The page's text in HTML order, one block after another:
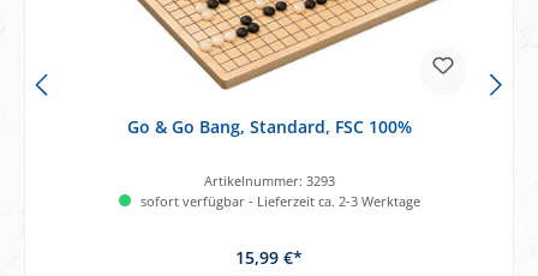
Go & Go Bang, Standard, FSC 100%
Artikelnummer: 3293
sofort verfügbar - Lieferzeit ca. 2-3 Werktage
15,99 €*